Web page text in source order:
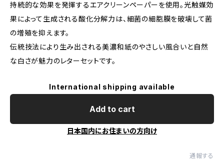
持続的な効果を発揮するエアクリーンペーパーを使用。光触媒効
果によって生成される酸化分解力は、細菌の細胞膜を破壊して菌
の増殖を抑えます。
伝統技法により生み出される美濃和紙のやさしい風合いと自然
な白さが魅力のレターセットです。
International shipping available
Add to cart
日本国内にお住まいの方向け
通報する